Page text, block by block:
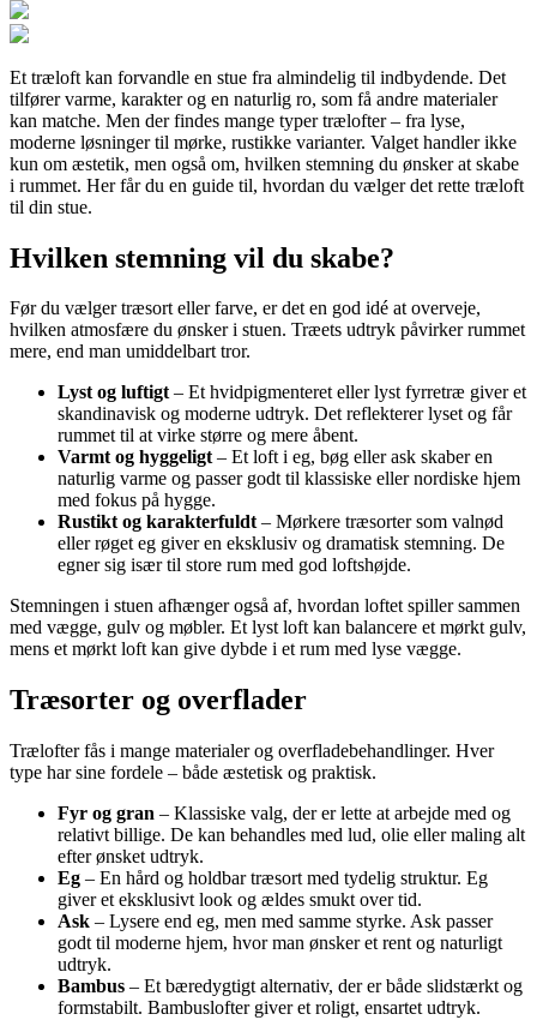
Et træloft kan forvandle en stue fra almindelig til indbydende. Det
tilfører varme, karakter og en naturlig ro, som få andre materialer
kan matche. Men der findes mange typer trælofter – fra lyse,
moderne løsninger til mørke, rustikke varianter. Valget handler ikke
kun om æstetik, men også om, hvilken stemning du ønsker at skabe
i rummet. Her får du en guide til, hvordan du vælger det rette træloft
til din stue.
Hvilken stemning vil du skabe?
Før du vælger træsort eller farve, er det en god idé at overveje,
hvilken atmosfære du ønsker i stuen. Træets udtryk påvirker rummet
mere, end man umiddelbart tror.
Lyst og luftigt– Et hvidpigmenteret eller lyst fyrretræ giver et
skandinavisk og moderne udtryk. Det reflekterer lyset og får
rummet til at virke større og mere åbent.
Varmt og hyggeligt– Et loft i eg, bøg eller ask skaber en
naturlig varme og passer godt til klassiske eller nordiske hjem
med fokus på hygge.
Rustikt og karakterfuldt– Mørkere træsorter som valnød
eller røget eg giver en eksklusiv og dramatisk stemning. De
egner sig især til store rum med god loftshøjde.
Stemningen i stuen afhænger også af, hvordan loftet spiller sammen
med vægge, gulv og møbler. Et lyst loft kan balancere et mørkt gulv,
mens et mørkt loft kan give dybde i et rum med lyse vægge.
Træsorter og overflader
Trælofter fås i mange materialer og overfladebehandlinger. Hver
type har sine fordele – både æstetisk og praktisk.
Fyr og gran – Klassiske valg, der er lette at arbejde med og
relativt billige. De kan behandles med lud, olie eller maling alt
efter ønsket udtryk.
Eg – En hård og holdbar træsort med tydelig struktur. Eg
giver et eksklusivt look og ældes smukt over tid.
Ask – Lysere end eg, men med samme styrke. Ask passer
godt til moderne hjem, hvor man ønsker et rent og naturligt
udtryk.
Bambus – Et bæredygtigt alternativ, der er både slidstærkt og
formstabilt. Bambuslofter giver et roligt, ensartet udtryk.